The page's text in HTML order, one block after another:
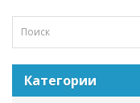
Категории